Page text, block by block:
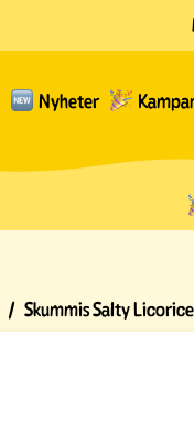
Nyheter
/ Skummis Salty